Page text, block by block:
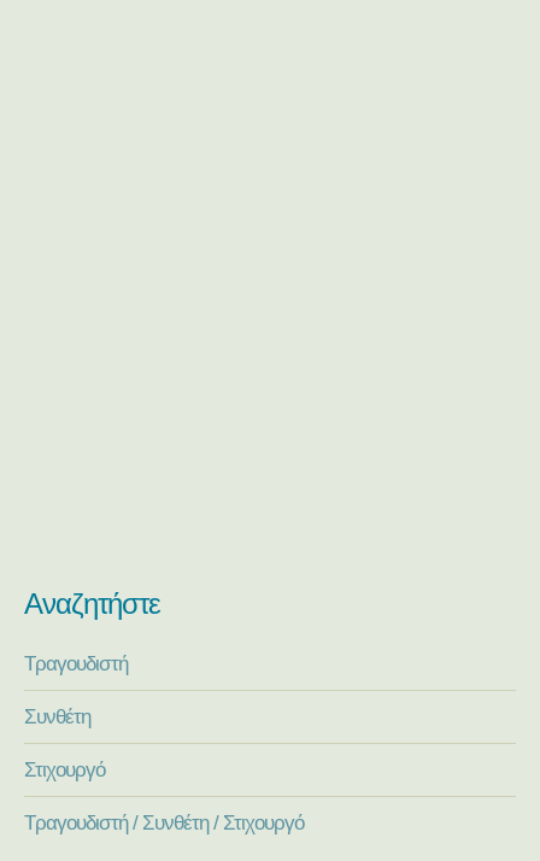
Αναζητήστε
Τραγουδιστή
Συνθέτη
Στιχουργό
Τραγουδιστή / Συνθέτη / Στιχουργό